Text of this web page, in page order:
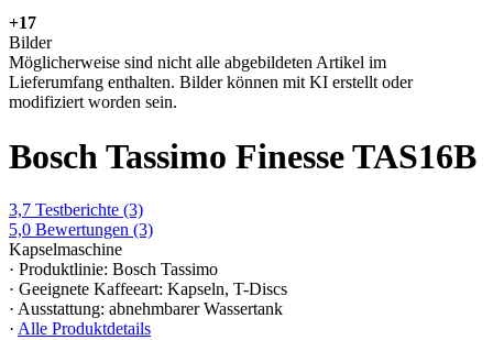
+17
Bilder
Möglicherweise sind nicht alle abgebildeten Artikel im
Lieferumfang enthalten. Bilder können mit KI erstellt oder
modifiziert worden sein.
Bosch Tassimo Finesse TAS16B
3,7 Testberichte (3)
5,0 Bewertungen (3)
Kapselmaschine
· Produktlinie: Bosch Tassimo
· Geeignete Kaffeeart: Kapseln, T-Discs
· Ausstattung: abnehmbarer Wassertank
· Alle Produktdetails